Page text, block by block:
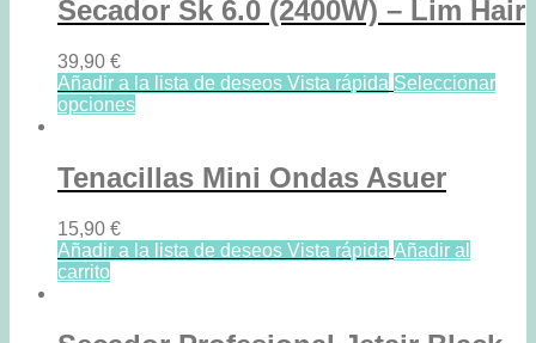
Secador Sk 6.0 (2400W) – Lim Hair
39,90 €
Añadir a la lista de deseos Vista rápida Seleccionar
opciones
Tenacillas Mini Ondas Asuer
15,90 €
Añadir a la lista de deseos Vista rápida Añadir al
carrito